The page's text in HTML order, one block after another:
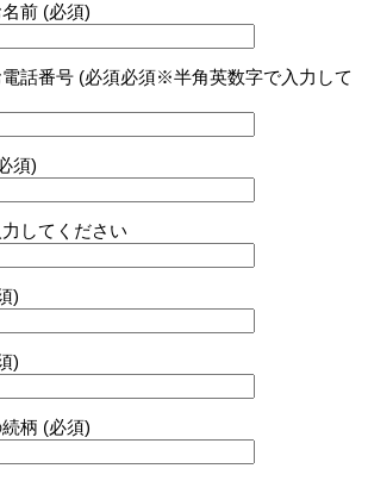
前 (必須)
話番号 (必須必須※半角英数字で入力して
須)
してください
)
)
柄 (必須)